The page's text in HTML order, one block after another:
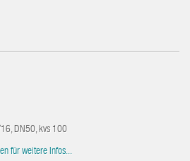
DN50, kvs 100
für weitere Infos...